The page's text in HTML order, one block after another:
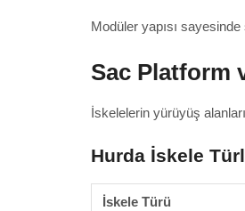
Modüler yapısı
Sac Platform
İskelelerin yürüyüş
Hurda İskele
İskele Türü